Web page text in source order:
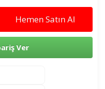
Hemen Satın Al
Ver